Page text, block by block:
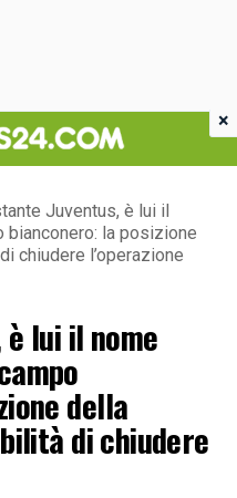
Juventus, è lui il
bianconero: la posizione
chiudere l’operazione
lui il nome
della
di chiudere
×